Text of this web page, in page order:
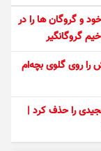
و گروگان ها را در
گروگانگیر
روی گلوی بچه‌ام
را حذف کرد |